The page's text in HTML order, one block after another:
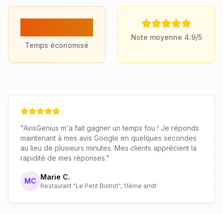
Temps économisé
Note moyenne 4.9/5
"AvisGenius m'a fait gagner un temps fou ! Je réponds
maintenant à mes avis Google en quelques secondes
au lieu de plusieurs minutes. Mes clients apprécient la
rapidité de mes réponses."
MC Marie C.
Restaurant "Le Petit Bistrot", 11ème arrdt